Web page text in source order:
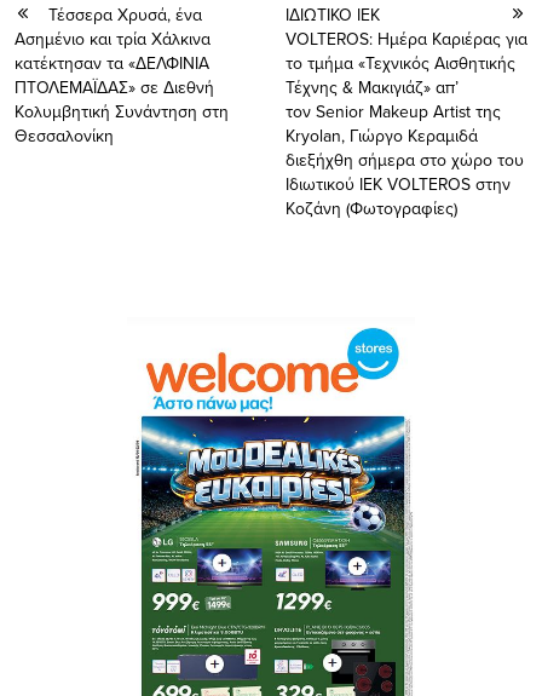
Τέσσερα Χρυσά, ένα
Ασημένιο και τρία Χάλκινα
κατέκτησαν τα «ΔΕΛΦΙΝΙΑ
ΠΤΟΛΕΜΑΪΔΑΣ» σε Διεθνή
Κολυμβητική Συνάντηση στη
Θεσσαλονίκη
ΙΔΙΩΤΙΚΟ ΙΕΚ
VOLTEROS: Ημέρα Καριέρας για
το τμήμα «Τεχνικός Αισθητικής
Τέχνης & Μακιγιάζ» απ’
τον Senior Makeup Artist της
Kryolan, Γιώργο Κεραμιδά
διεξήχθη σήμερα στο χώρο του
Ιδιωτικού ΙΕΚ VOLTEROS στην
Κοζάνη (Φωτογραφίες)